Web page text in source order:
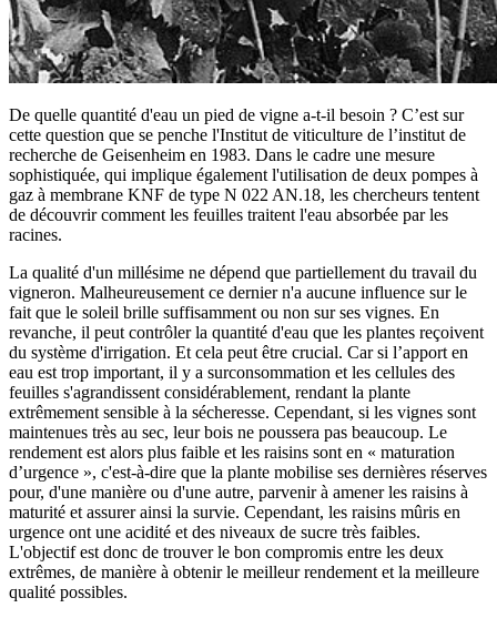
De quelle quantité d'eau un pied de vigne a-t-il besoin ? C’est sur
cette question que se penche l'Institut de viticulture de l’institut de
recherche de Geisenheim en 1983. Dans le cadre une mesure
sophistiquée, qui implique également l'utilisation de deux pompes à
gaz à membrane KNF de type N 022 AN.18, les chercheurs tentent
de découvrir comment les feuilles traitent l'eau absorbée par les
racines.
La qualité d'un millésime ne dépend que partiellement du travail du
vigneron. Malheureusement ce dernier n'a aucune influence sur le
fait que le soleil brille suffisamment ou non sur ses vignes. En
revanche, il peut contrôler la quantité d'eau que les plantes reçoivent
du système d'irrigation. Et cela peut être crucial. Car si l’apport en
eau est trop important, il y a surconsommation et les cellules des
feuilles s'agrandissent considérablement, rendant la plante
extrêmement sensible à la sécheresse. Cependant, si les vignes sont
maintenues très au sec, leur bois ne poussera pas beaucoup. Le
rendement est alors plus faible et les raisins sont en « maturation
d’urgence », c'est-à-dire que la plante mobilise ses dernières réserves
pour, d'une manière ou d'une autre, parvenir à amener les raisins à
maturité et assurer ainsi la survie. Cependant, les raisins mûris en
urgence ont une acidité et des niveaux de sucre très faibles.
L'objectif est donc de trouver le bon compromis entre les deux
extrêmes, de manière à obtenir le meilleur rendement et la meilleure
qualité possibles.